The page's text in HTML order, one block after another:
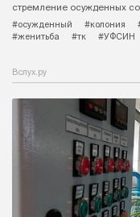
стремление осужденных
#осужденный
#колония
#женитьба
#тк #УФСИН
Вслух.ру